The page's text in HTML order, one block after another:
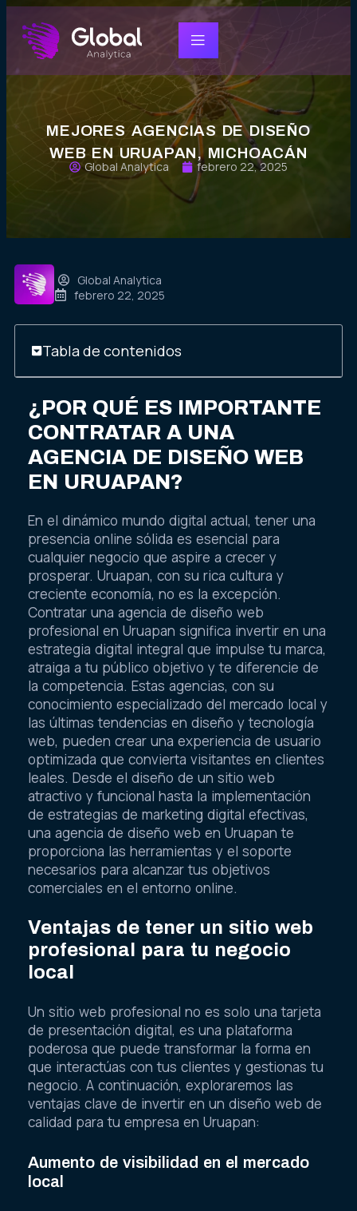
MEJORES AGENCIAS DE DISEÑO
WEB EN URUAPAN, MICHOACÁN
Global Analytica febrero 22, 2025
Global Analytica
febrero 22, 2025
Tabla de contenidos
¿POR QUÉ ES IMPORTANTE
CONTRATAR A UNA
AGENCIA DE DISEÑO WEB
EN URUAPAN?
En el dinámico mundo digital actual, tener una
presencia online sólida es esencial para
cualquier negocio que aspire a crecer y
prosperar. Uruapan, con su rica cultura y
creciente economía, no es la excepción.
Contratar una agencia de diseño web
profesional en Uruapan significa invertir en una
estrategia digital integral que impulse tu marca,
atraiga a tu público objetivo y te diferencie de
la competencia. Estas agencias, con su
conocimiento especializado del mercado local y
las últimas tendencias en diseño y tecnología
web, pueden crear una experiencia de usuario
optimizada que convierta visitantes en clientes
leales. Desde el diseño de un sitio web
atractivo y funcional hasta la implementación
de estrategias de marketing digital efectivas,
una agencia de diseño web en Uruapan te
proporciona las herramientas y el soporte
necesarios para alcanzar tus objetivos
comerciales en el entorno online.
Ventajas de tener un sitio web
profesional para tu negocio
local
Un sitio web profesional no es solo una tarjeta
de presentación digital, es una plataforma
poderosa que puede transformar la forma en
que interactúas con tus clientes y gestionas tu
negocio. A continuación, exploraremos las
ventajas clave de invertir en un diseño web de
calidad para tu empresa en Uruapan:
Aumento de visibilidad en el mercado
local